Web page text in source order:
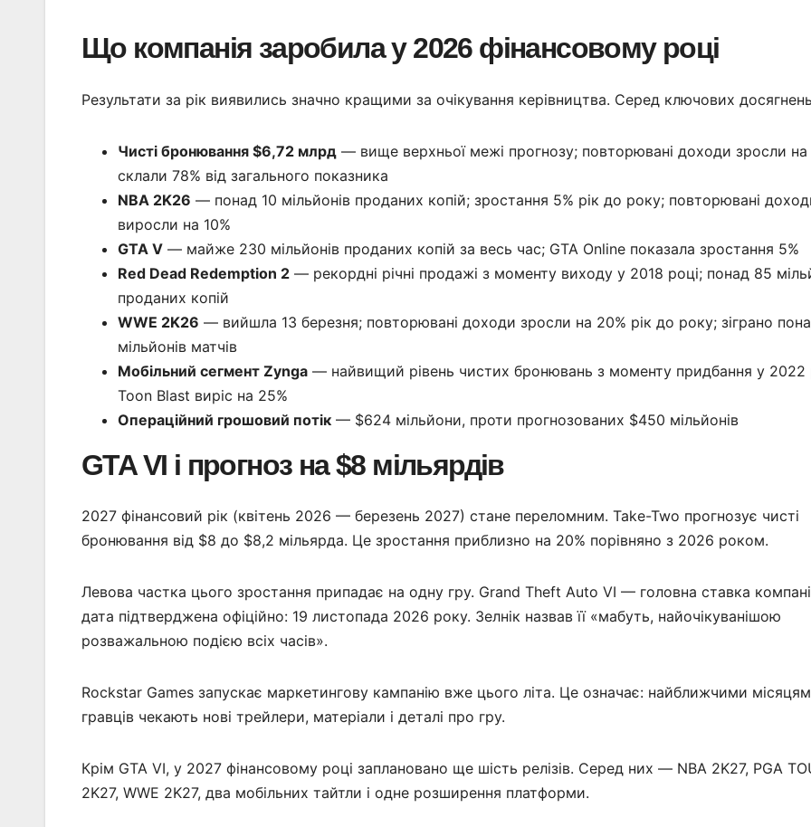
Що компанія заробила у 2026 фінансовому році
Результати за рік виявились значно кращими за очікування керівництва. Серед ключових
Чисті бронювання $6,72 млрд — вище верхньої межі прогнозу; повторювані доходи зросли на
склали 78% від загального показника
NBA 2K26 — понад 10 мільйонів проданих копій; зростання 5% рік до року; повторювані
виросли на 10%
GTA V — майже 230 мільйонів проданих копій за весь час; GTA Online показала зростання 5%
Red Dead Redemption 2 — рекордні річні продажі з моменту виходу у 2018 році; понад 85
проданих копій
WWE 2K26 — вийшла 13 березня; повторювані доходи зросли на 20% рік до року; зіграно
мільйонів матчів
Мобільний сегмент Zynga — найвищий рівень чистих бронювань з моменту придбання у 2022
Toon Blast виріс на 25%
Операційний грошовий потік — $624 мільйони, проти прогнозованих $450 мільйонів
GTA VI і прогноз на $8 мільярдів
2027 фінансовий рік (квітень 2026 — березень 2027) стане переломним. Take-Two прогнозує чисті
бронювання від $8 до $8,2 мільярда. Це зростання приблизно на 20% порівняно з 2026 роком.
Левова частка цього зростання припадає на одну гру. Grand Theft Auto VI — головна ставка
дата підтверджена офіційно: 19 листопада 2026 року. Зелнік назвав її «мабуть, найочікуванішою
розважальною подією всіх часів».
Rockstar Games запускає маркетингову кампанію вже цього літа. Це означає: найближчими
гравців чекають нові трейлери, матеріали і деталі про гру.
Крім GTA VI, у 2027 фінансовому році заплановано ще шість релізів. Серед них — NBA 2K27, PGA
2K27, WWE 2K27, два мобільних тайтли і одне розширення платформи.